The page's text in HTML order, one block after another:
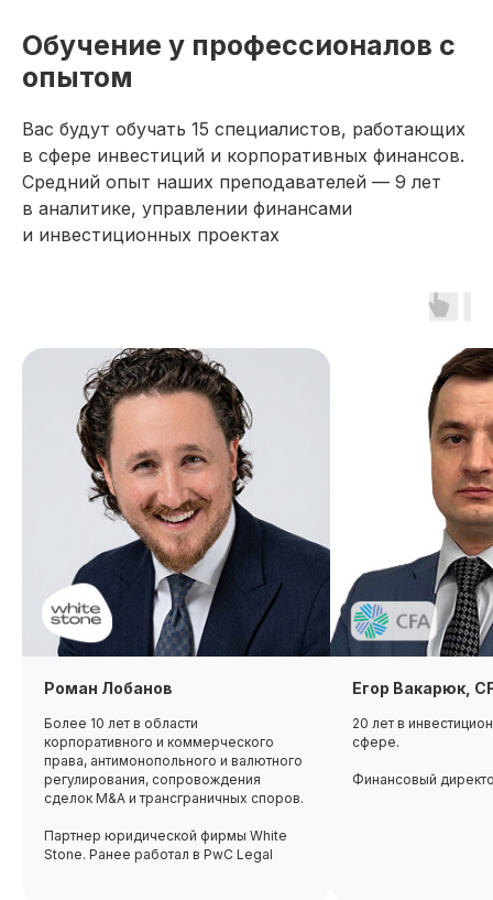
Обучение у профессионалов с
опытом
Вас будут обучать 15 специалистов, работающих
в сфере инвестиций и корпоративных финансов.
Средний опыт наших преподавателей — 9 лет
в аналитике, управлении финансами
и инвестиционных проектах
Роман Лобанов
Более 10 лет в области
корпоративного и коммерческого
права, антимонопольного и валютного
регулирования, сопровождения
сделок M&A и трансграничных споров.
Партнер юридической фирмы White
Stone. Ранее работал в PwC Legal
Егор Вакарюк,
20 лет в
сфере.
Финансовый